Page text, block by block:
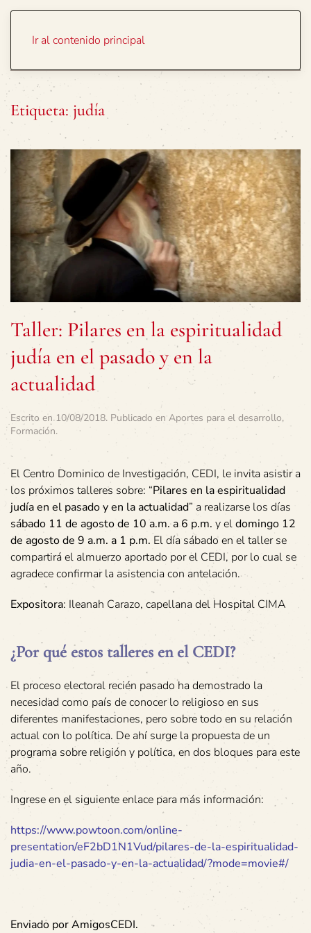
Ir al contenido principal
Etiqueta: judía
Taller: Pilares en la espiritualidad
judía en el pasado y en la
actualidad
Escrito en10/08/2018. Publicado en Aportes para el desarrollo,
Formación.
El Centro Dominico de Investigación, CEDI, le invita asistir a
los próximos talleres sobre: “Pilares en la espiritualidad
judía en el pasado y en la actualidad” a realizarse los días
sábado 11 de agosto de 10 a.m. a 6 p.m. y eldomingo 12
de agosto de 9 a.m. a 1 p.m. El día sábado en el taller se
compartirá el almuerzo aportado por el CEDI, por lo cual se
agradece confirmar la asistencia con antelación.
Expositora: Ileanah Carazo, capellana del Hospital CIMA
¿Por qué estos talleres en el CEDI?
El proceso electoral recién pasado ha demostrado la
necesidad como país de conocer lo religioso en sus
diferentes manifestaciones, pero sobre todo en su relación
actual con lo política. De ahí surge la propuesta de un
programa sobre religión y política, en dos bloques para este
año.
Ingrese en el siguiente enlace para más información:
https://www.powtoon.com/online-
presentation/eF2bD1N1Vud/pilares-de-la-espiritualidad-
judia-en-el-pasado-y-en-la-actualidad/?mode=movie#/
Enviado por AmigosCEDI.